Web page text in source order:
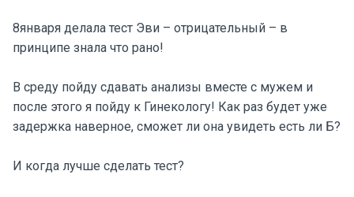
8января делала тест Эви – отрицательный – в
принципе знала что рано!
В среду пойду сдавать анализы вместе с мужем и
после этого я пойду к Гинекологу! Как раз будет уже
задержка наверное, сможет ли она увидеть есть ли Б?
И когда лучше сделать тест?